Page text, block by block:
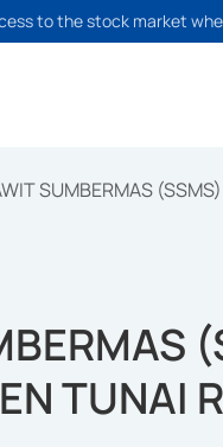
to the stock market
SUMBERMAS
TUNAI